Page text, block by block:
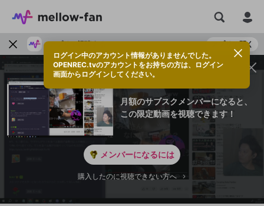
アプリで視聴する アプリで開く
月額のサブスクメンバーになると、
この限定動画を視聴できます！
メンバーになるには
購入したのに視聴できない方へ
ログイン中のアカウント情報がありませんでした。
OPENREC.tvのアカウントをお持ちの方は、ログイン
画面からログインしてください。